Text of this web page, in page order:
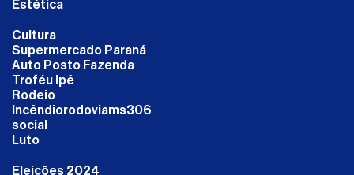
Estética
Cultura
Supermercado Paraná
Auto Posto Fazenda
Troféu Ipê
Rodeio
Incêndiorodoviams306
social
Luto
Eleições 2024